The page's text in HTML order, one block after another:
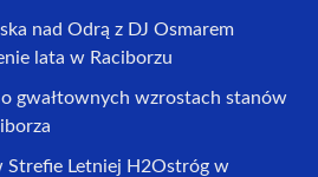
nad Odrą z DJ Osmarem
lata w Raciborzu
gwałtownych wzrostach stanów
Strefie Letniej H2Ostróg w